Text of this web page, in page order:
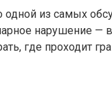
одной из самых
нарушение —
где